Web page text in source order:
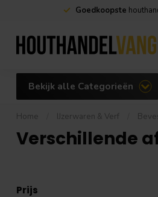
Goedkoopste
Bekijk alle Categorieën
Home IJzerwaren & Verf
Verschillende
Prijs